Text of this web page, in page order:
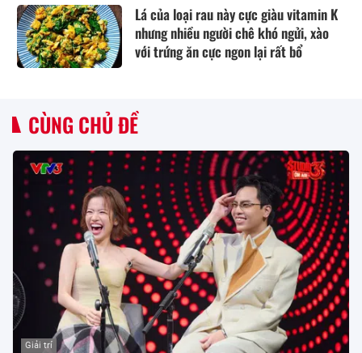
Lá của loại rau này cực giàu vitamin K
nhưng nhiều người chê khó ngửi, xào
với trứng ăn cực ngon lại rất bổ
CÙNG CHỦ ĐỀ
Giải trí